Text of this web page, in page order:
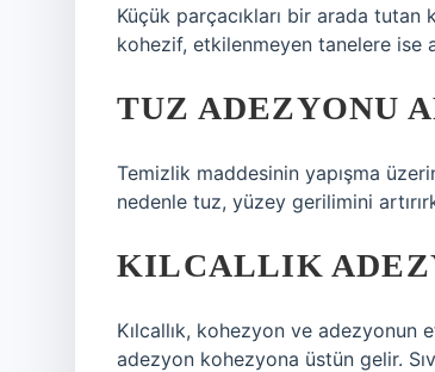
Küçük parçacıkları bir arada
kohezif, etkilenmeyen tanelere ise
TUZ ADEZYONU
Temizlik maddesinin yapışma
nedenle tuz, yüzey gerilimini
KILCALLIK
Kılcallık, kohezyon ve adezyonun
adezyon kohezyona üstün gelir.